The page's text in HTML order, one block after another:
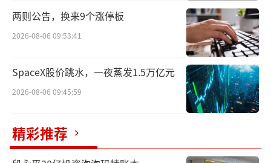
顾晓磊、顾美芳的减持动作，为何会引发
两则公告，换来9个涨停板
2026-08-06 09:53:41
SpaceX股价跳水，一夜蒸发1.5万亿元
2026-08-06 09:45:59
精彩推荐